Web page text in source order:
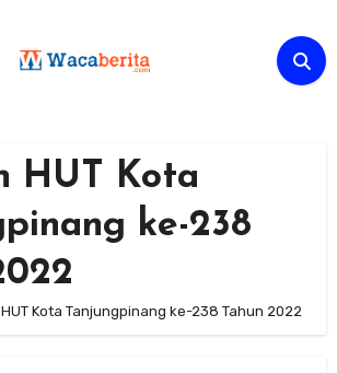
HUT Kota
ke-238
Kota Tanjungpinang ke-238 Tahun 2022